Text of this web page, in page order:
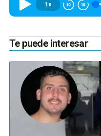
1x
Te puede interesar